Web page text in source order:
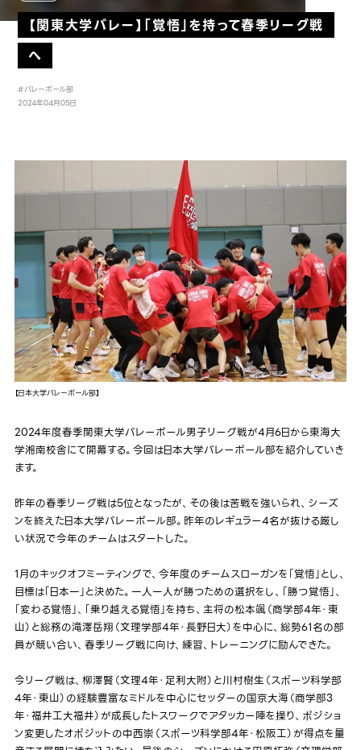
【関東大学バレー】「覚悟」を持って春季リーグ戦
へ
#バレーボール部
2024年04月05日
【日本大学バレーボール部】
2024年度春季関東大学バレーボール男子リーグ戦が4月6日から東海大
学湘南校舎にて開幕する。今回は日本大学バレーボール部を紹介していき
ます。
昨年の春季リーグ戦は5位となったが、その後は苦戦を強いられ、シーズ
ンを終えた日本大学バレーボール部。昨年のレギュラー4名が抜ける厳し
い状況で今年のチームはスタートした。
1月のキックオフミーティングで、今年度のチームスローガンを「覚悟」とし、
目標は「日本一」と決めた。一人一人が勝つための選択をし、「勝つ覚悟」、
「変わる覚悟」、「乗り越える覚悟」を持ち、主将の松本颯（商学部4年・東
山）と総務の滝澤岳翔（文理学部4年・長野日大）を中心に、総勢61名の部
員が競い合い、春季リーグ戦に向け、練習、トレーニングに励んできた。
今リーグ戦は、柳澤賢（文理4年・足利大附）と川村樹生（スポーツ科学部
4年・東山）の経験豊富なミドルを中心にセッターの国京大海（商学部3
年・福井工大福井）が成長したトスワークでアタッカー陣を操り、ポジショ
ン変更したオポジットの中西崇（スポーツ科学部4年・松阪工）が得点を量